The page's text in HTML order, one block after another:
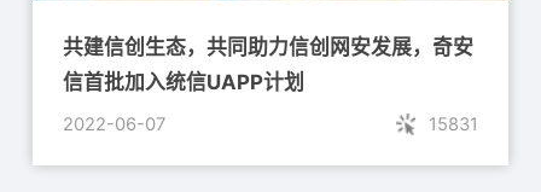
共建信创生态，共同助力信创网安发展，奇安
信首批加入统信UAPP计划
2022-06-07 15831